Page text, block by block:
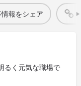
報をシェア
るく元気な職場で